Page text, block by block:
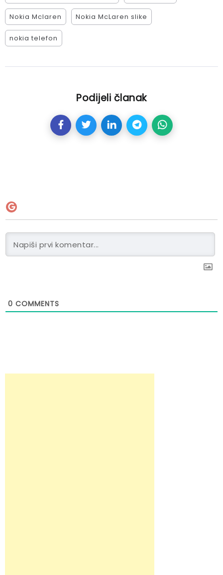
Nokia Mclaren Nokia McLaren slike
nokia telefon
Podijeli članak
0 COMMENTS